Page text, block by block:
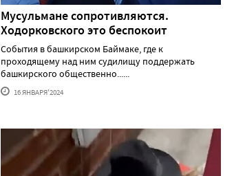
Мусульмане сопротивляются.
Ходорковского это беспокоит
События в башкирском Баймаке, где к
проходящему над ним судилищу поддержать
башкирского общественно......
16 ЯНВАРЯ'2024